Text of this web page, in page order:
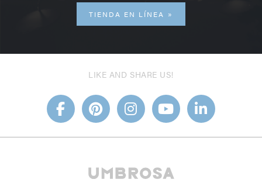
TIENDA EN LÍNEA
LIKE AND SHARE US!